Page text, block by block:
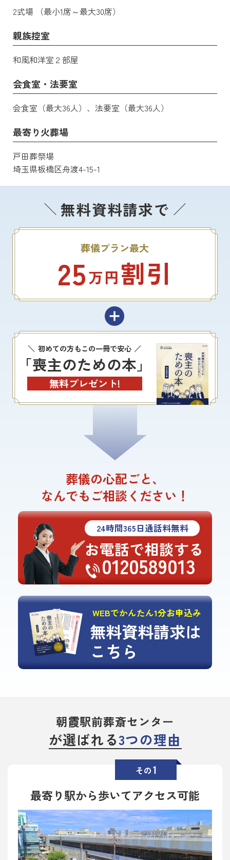
2式場 （最小1席～最大30席）
親族控室
和風和洋室２部屋
会食室・法要室
会食室（最大36人）、法要室（最大36人）
最寄り火葬場
戸田葬祭場
埼玉県板橋区舟渡4-15-1
無料資料請求で
葬儀プラン最大
25万円割引
初めての方もこの一冊で安心
「喪主のための本」
無料プレゼント!
葬儀の心配ごと、
なんでもご相談ください！
24時間365日通話料無料
お電話で相談する
0120589013
WEBでかんたん1分お申込み
無料資料請求は
こちら
朝霞駅前葬斎センター
が選ばれる3つの理由
その1
最寄り駅から歩いてアクセス可能